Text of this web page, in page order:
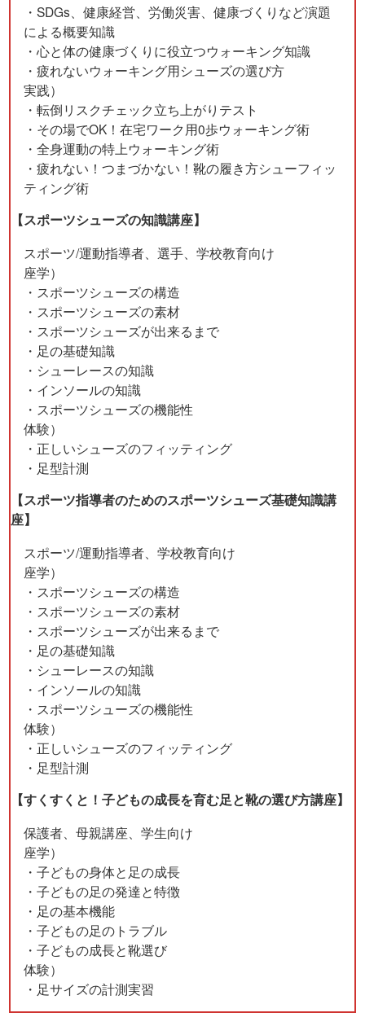
・SDGs、健康経営、労働災害、健康づくりなど演題
による概要知識
・心と体の健康づくりに役立つウォーキング知識
・疲れないウォーキング用シューズの選び方
実践）
・転倒リスクチェック立ち上がりテスト
・その場でOK！在宅ワーク用0歩ウォーキング術
・全身運動の特上ウォーキング術
・疲れない！つまづかない！靴の履き方シューフィッ
ティング術
【スポーツシューズの知識講座】
スポーツ/運動指導者、選手、学校教育向け
座学）
・スポーツシューズの構造
・スポーツシューズの素材
・スポーツシューズが出来るまで
・足の基礎知識
・シューレースの知識
・インソールの知識
・スポーツシューズの機能性
体験）
・正しいシューズのフィッティング
・足型計測
【スポーツ指導者のためのスポーツシューズ基礎知識講
座】
スポーツ/運動指導者、学校教育向け
座学）
・スポーツシューズの構造
・スポーツシューズの素材
・スポーツシューズが出来るまで
・足の基礎知識
・シューレースの知識
・インソールの知識
・スポーツシューズの機能性
体験）
・正しいシューズのフィッティング
・足型計測
【すくすくと！子どもの成長を育む足と靴の選び方講座】
保護者、母親講座、学生向け
座学）
・子どもの身体と足の成長
・子どもの足の発達と特徴
・足の基本機能
・子どもの足のトラブル
・子どもの成長と靴選び
体験）
・足サイズの計測実習